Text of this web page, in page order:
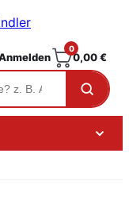
0
0,00€